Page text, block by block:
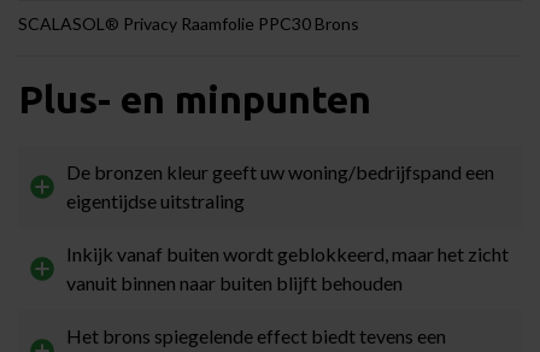
SCALASOL® Privacy Raamfolie PPC30 Brons
Plus- en minpunten
De bronzen kleur geeft uw woning/bedrijfspand een
eigentijdse uitstraling
Inkijk vanaf buiten wordt geblokkeerd, maar het zicht
vanuit binnen naar buiten blijft behouden
Het brons spiegelende effect biedt tevens een